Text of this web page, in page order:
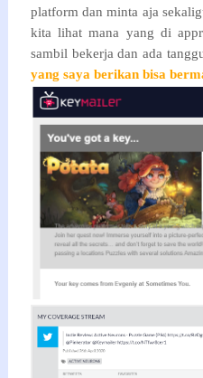
platform dan minta aja
kita lihat mana yang di
sambil bekerja dan ada
yang saya berikan bisa